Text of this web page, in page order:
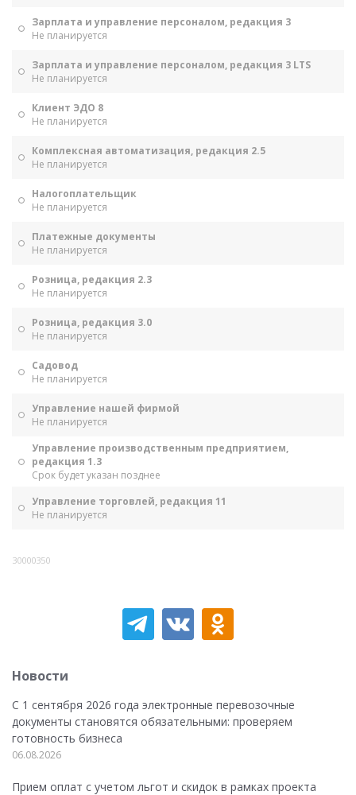
Зарплата и управление персоналом, редакция 3
Не планируется
Зарплата и управление персоналом, редакция 3 LTS
Не планируется
Клиент ЭДО 8
Не планируется
Комплексная автоматизация, редакция 2.5
Не планируется
Налогоплательщик
Не планируется
Платежные документы
Не планируется
Розница, редакция 2.3
Не планируется
Розница, редакция 3.0
Не планируется
Садовод
Не планируется
Управление нашей фирмой
Не планируется
Управление производственным предприятием,
редакция 1.3
Срок будет указан позднее
Управление торговлей, редакция 11
Не планируется
30000350
Новости
С 1 сентября 2026 года электронные перевозочные
документы становятся обязательными: проверяем
готовность бизнеса
06.08.2026
Прием оплат с учетом льгот и скидок в рамках проекта